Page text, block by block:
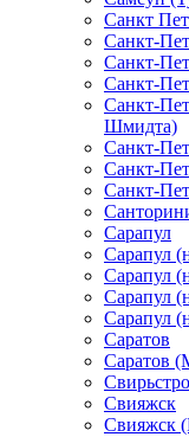
Санкт
Санкт-
Санкт-
Санкт-
Санкт-
Шмидта)
Санкт-
Санкт-
Санкт-
Сарапул
Сарапул
Сарапул
Сарапул
Сарапул
Саратов
Саратов
Свияжск
Свияжск